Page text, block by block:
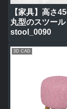
【家具】高さ
丸型のスツール
stool_0090
3D CAD